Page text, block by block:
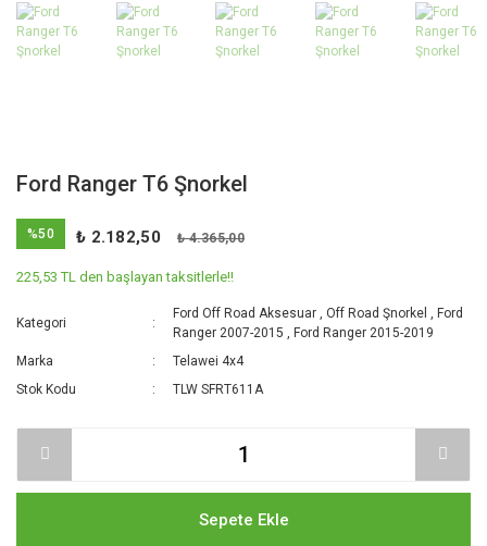
Ford Ranger T6 Şnorkel
%50 ₺ 2.182,50 ₺ 4.365,00
225,53 TL den başlayan taksitlerle!!
Kategori
Ford Off Road Aksesuar ,Off Road Şnorkel ,Ford
Ranger 2007-2015
,Ford Ranger 2015-2019
Marka
Telawei 4x4
Stok Kodu
TLW SFRT611A
Sepete Ekle